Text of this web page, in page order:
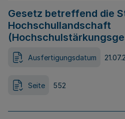
Gesetz betreffend die
Hochschullandschaft
Ausfertigungsdatum
Seite 552